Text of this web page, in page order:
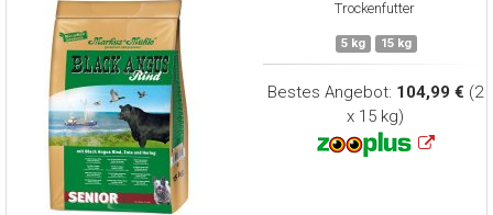
Trockenfutter
5 kg 15 kg
Bestes Angebot: 104,99 € (2
x 15 kg)